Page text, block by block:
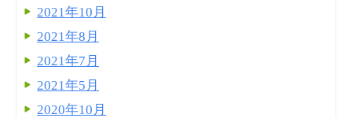
2021年10月
2021年8月
2021年7月
2021年5月
2020年10月